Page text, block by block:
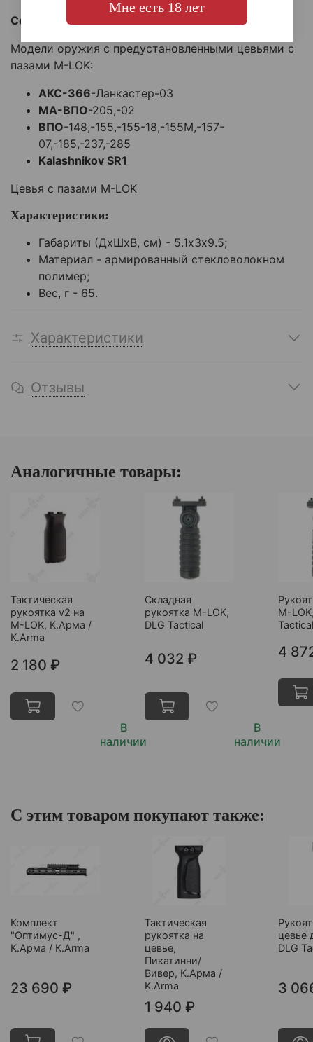
Совместимость:
Модели оружия с предустановленными цевьями с
пазами M-LOK:
АКС-366-Ланкастер-03
МА-ВПО-205,-02
ВПО-148,-155,-155-18,-155М,-157-
07,-185,-237,-285
Kalashnikov SR1
Цевья с пазами M-LOK
Характеристики:
Габариты (ДхШхВ, см) - 5.1х3х9.5;
Материал - армированный стекловолокном
полимер;
Вес, г - 65.
Характеристики
Отзывы
Аналогичные товары:
Тактическая
рукоятка v2 на
M-LOK, К.Арма /
K.Arma
В
наличии
2 180 ₽
Складная
рукоятка M-LOK,
DLG Tactical
В
наличии
4 032 ₽
M-
Tactical
4
С этим товаром покупают также:
Комплект
"Оптимус-Д" ,
К.Арма / K.Arma
23 690 ₽
Тактическая
рукоятка на
цевье,
Пикатинни/
Вивер, К.Арма /
K.Arma
1 940 ₽
цевье
DLG
3
Мне есть 18 лет